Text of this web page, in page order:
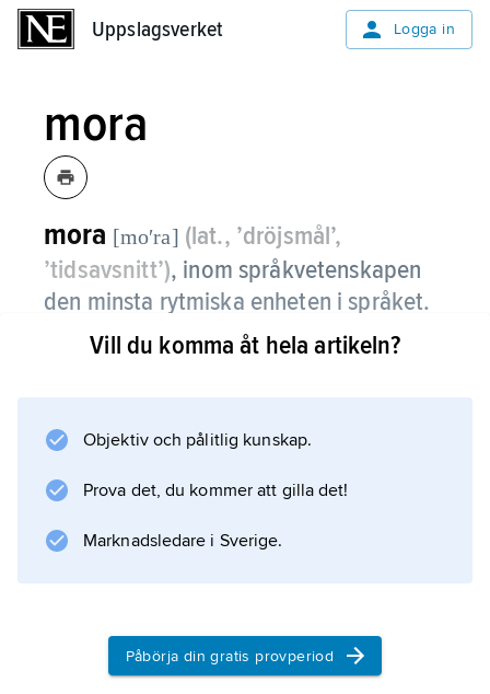
Uppslagsverket Logga in
mora
mora [moʹra] (lat., ’dröjsmål’,
’tidsavsnitt’), inom språkvetenskapen
den minsta rytmiska enheten i språket.
En kort stavelse består av en mora och en
grundläggande enheten i språkets prosodiska
Vill du komma åt hela artikeln?
Objektiv och pålitlig kunskap.
Prova det, du kommer att gilla det!
Marknadsledare i Sverige.
Påbörja din gratis provperiod